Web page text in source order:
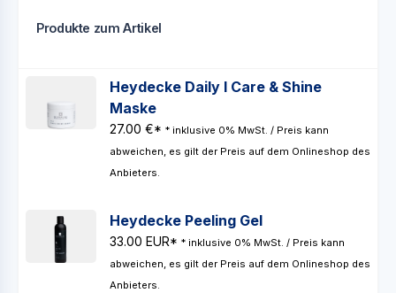
Produkte zum Artikel
Heydecke Daily I Care & Shine
Maske
27.00 €* * inklusive 0% MwSt. / Preis kann
abweichen, es gilt der Preis auf dem Onlineshop des
Anbieters.
Heydecke Peeling Gel
33.00 EUR* * inklusive 0% MwSt. / Preis kann
abweichen, es gilt der Preis auf dem Onlineshop des
Anbieters.